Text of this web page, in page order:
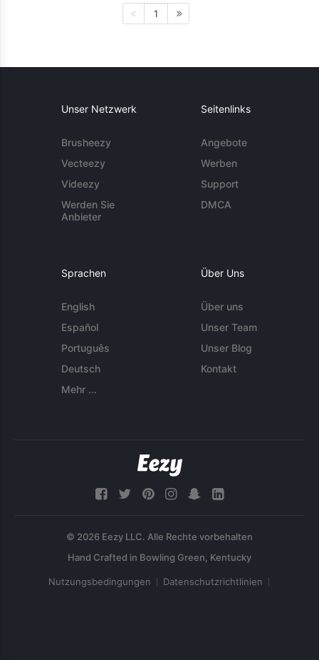
1
Unser Netzwerk
Brusheezy
Vecteezy
Videezy
Werden Sie
Anbieter
Seitenlinks
Angebote
Werben
Support
DMCA
Sprachen
English
Español
Português
Deutsch
Mehr ...
Über Uns
Über uns
Unser Team
Unser Blog
Kontakt
© 2026 Eezy LLC. Alle Rechte vorbehalten
Nutzungsbedingungen Datenschutzrichtlinien